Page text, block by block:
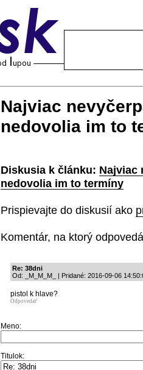
Najviac
nedovolia im to
Diskusia k článku: Najviac
nedovolia im to termíny
Prispievajte do diskusií ako
Komentár, na ktorý
Re: 38dni
Od: _M_M_M_ | Pridané: 2016-09-06
pistol k hlave?
Odpovedať
Meno:
Titulok: